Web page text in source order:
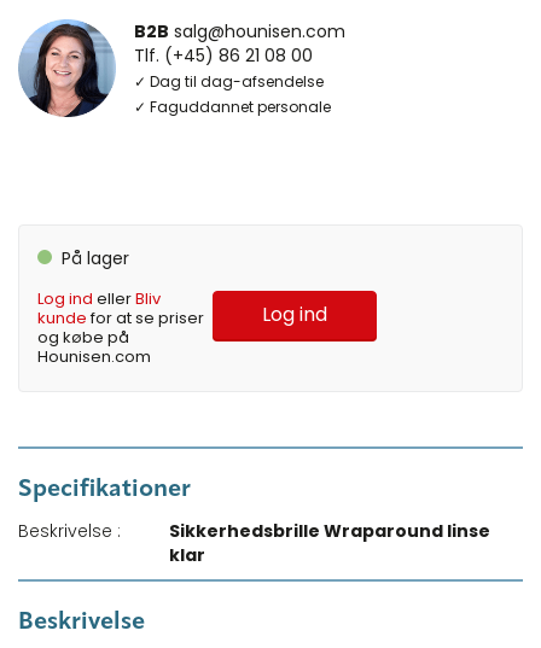
B2B salg@hounisen.com
Tlf. (+45) 86 21 08 00
✓ Dag til dag-afsendelse
✓ Faguddannet personale
På lager
Log ind ellerBliv
kundefor at se priser
og købe på
Hounisen.com
Log ind
Specifikationer
Beskrivelse :
Sikkerhedsbrille Wraparound linse
klar
Beskrivelse